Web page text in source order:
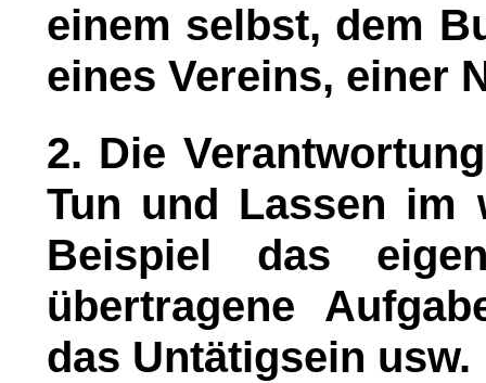
einem selbst, dem
eines Vereins, einer
2. Die
Tun und Lassen im
Beispiel das
übertragene
das Untätigsein usw.